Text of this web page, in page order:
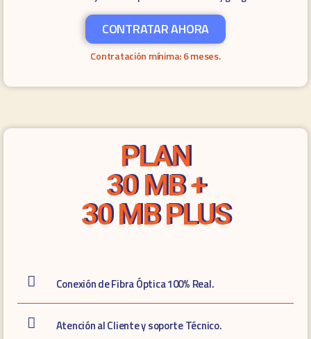
CONTRATAR AHORA
Contratación mínima: 6 meses.
PLAN
30 MB +
30 MB PLUS
Conexión de Fibra Óptica 100% Real.
Atención al Cliente y soporte Técnico.